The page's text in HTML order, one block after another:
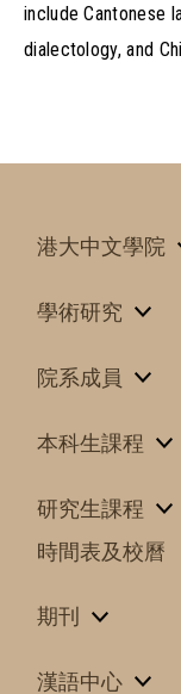
include Cantonese
dialectology, and
港大中文學院
學術研究
院系成員
本科生課程
研究生課程
時間表及校曆
期刊
漢語中心